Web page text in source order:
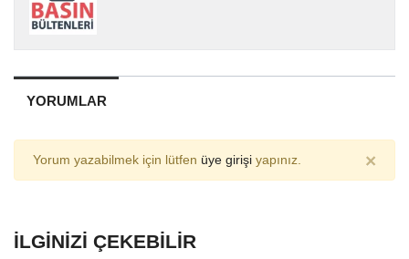
YORUMLAR
Yorum yazabilmek için lütfen üye girişi yapınız. ×
İLGINIZI ÇEKEBILIR